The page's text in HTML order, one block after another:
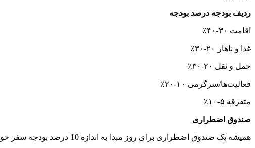
ردیف بودجه درصد بودجه
اقامت ۳۰-۴۰٪
غذا و ناهار ۲۰-۳۰٪
حمل و نقل ۲۰-۳۰٪
فعالیت‌ها/سرگرمی ۱۰-۲۰٪
متفرقه ۵-۱۰٪
صندوق اضطراری
همیشه یک صندوق اضطراری برای روز مبدا به اندازه 10 درصد بودجه سفر خود داشته باشید. این صندوق هزینه‌های غیر منتظره مانند مشکلات پزشکی یا تغییرات لحظه آخر را پوشش می‌دهد.